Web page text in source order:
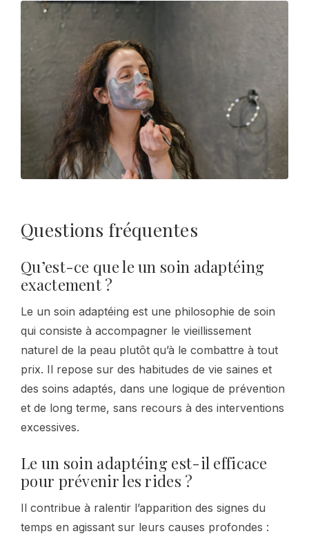
Questions fréquentes
Qu’est-ce que le un soin adaptéing
exactement ?
Le un soin adaptéing est une philosophie de soin
qui consiste à accompagner le vieillissement
naturel de la peau plutôt qu’à le combattre à tout
prix. Il repose sur des habitudes de vie saines et
des soins adaptés, dans une logique de prévention
et de long terme, sans recours à des interventions
excessives.
Le un soin adaptéing est-il efficace
pour prévenir les rides ?
Il contribue à ralentir l’apparition des signes du
temps en agissant sur leurs causes profondes :